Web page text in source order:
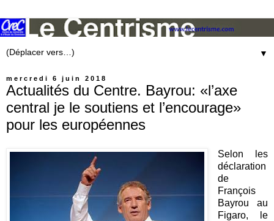
▼
mercredi 6 juin 2018
Actualités du Centre. Bayrou: «l’axe
central je le soutiens et l’encourage»
pour les européennes
Selon les
déclaration
de
François
Bayrou au
Figaro, le